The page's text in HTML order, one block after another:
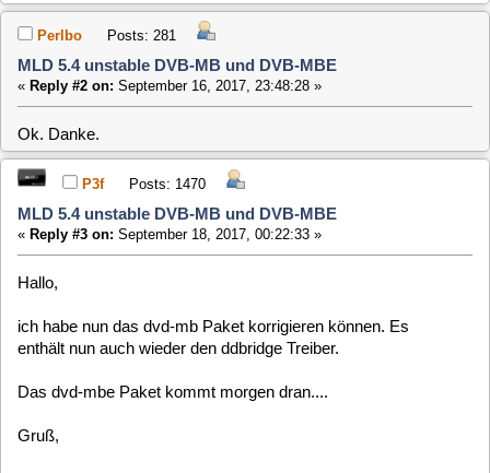
«Reply #3 on:September 18, 2017, 00:22:33 »
Hallo,
ich habe nun das dvd-mb Paket korrigieren können. Es
enthält nun auch wieder den ddbridge Treiber.
Gruß,
Perlbo Posts: 281
«Reply #4 on:September 18, 2017, 06:34:20 »
Super danke. Hoffe der Urlaub war gut :-). Wird kodi 17.4
noch ins testing kommen ?